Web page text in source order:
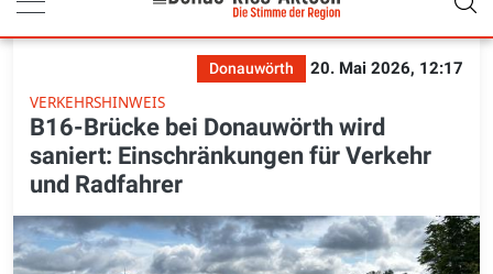
Donauwörth
20. Mai 2026, 12:17
VERKEHRSHINWEIS
B16-Brücke bei Donauwörth wird
saniert: Einschränkungen für Verkehr
und Radfahrer